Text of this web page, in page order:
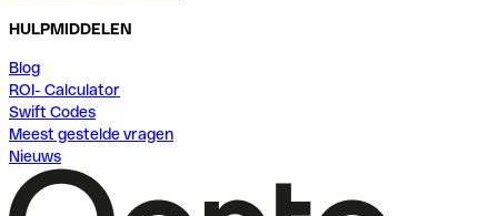
HULPMIDDELEN
Blog
ROI- Calculator
Swift Codes
Meest gestelde vragen
Nieuws